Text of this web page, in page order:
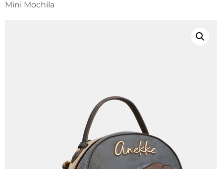
Mini Mochila